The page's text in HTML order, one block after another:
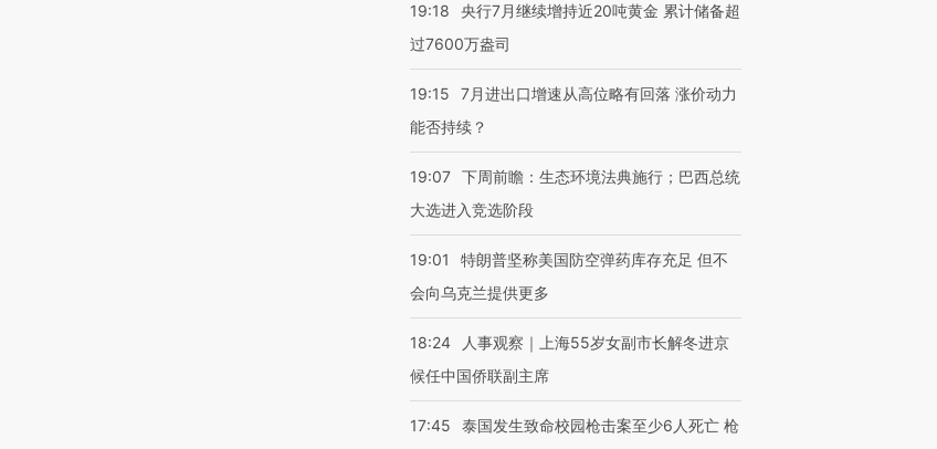
19:18
央行7月继续增持近20吨黄金 累计储备超
过7600万盎司
19:15
7月进出口增速从高位略有回落 涨价动力
能否持续？
19:07 下周前瞻：生态环境法典施行；巴西总统
大选进入竞选阶段
19:01
特朗普坚称美国防空弹药库存充足 但不
会向乌克兰提供更多
18:24
人事观察｜上海55岁女副市长解冬进京
候任中国侨联副主席
17:45 泰国发生致命校园枪击案至少6人死亡 枪